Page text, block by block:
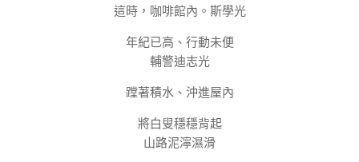
這時，咖啡館內。斯學光
年紀已高、行動未便
輔警迪志光
蹚著積水、沖進屋內
將白叟穩穩背起
山路泥濘濕滑